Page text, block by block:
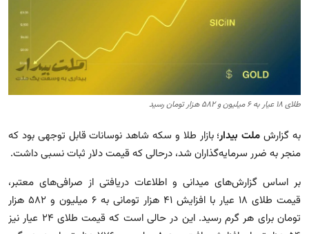
فارسی
طلای ۱۸ عیار به ۶ میلیون و ۵۸۲ هزار تومان رسید
به گزارش ملت بیدار؛ بازار طلا و سکه شاهد نوسانات قابل توجهی بود که
منجر به ضرر سرمایه‌گذاران شد، درحالی که قیمت دلار ثبات نسبی داشت.
بر اساس گزارش‌های میدانی و اطلاعات دریافتی از صرافی‌های معتبر،
قیمت طلای ۱۸ عیار با افزایش ۴۱ هزار تومانی به ۶ میلیون و ۵۸۲ هزار
تومان برای هر گرم رسید. این در حالی است که قیمت طلای ۲۴ عیار نیز